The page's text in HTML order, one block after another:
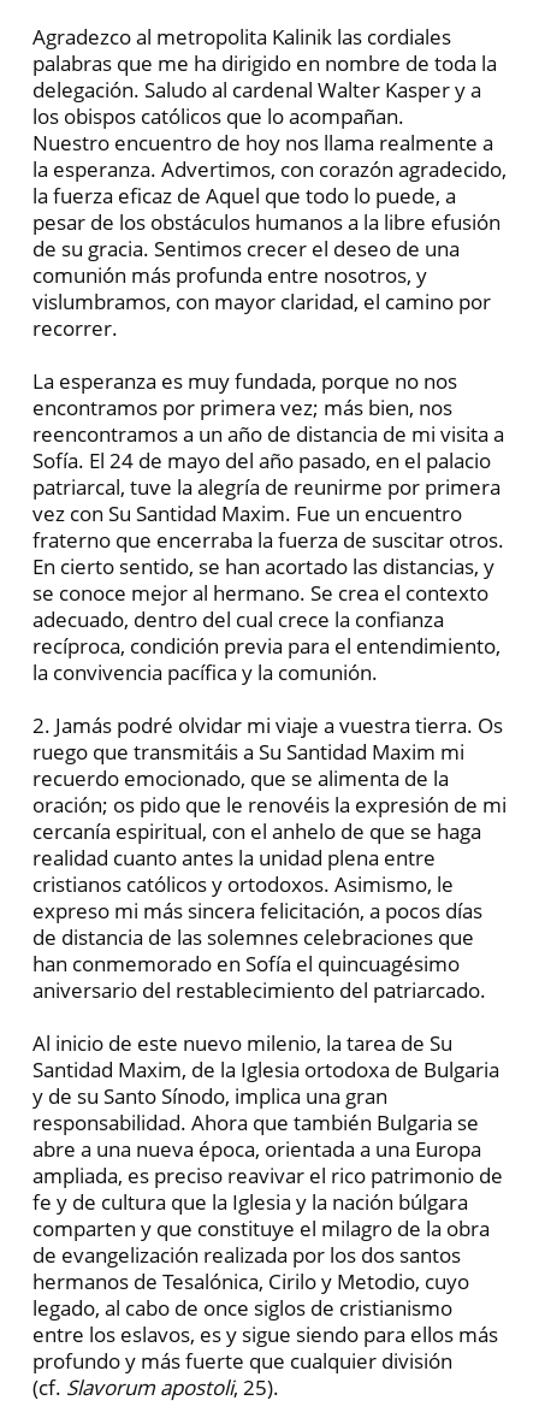
Agradezco al metropolita Kalinik las cordiales
palabras que me ha dirigido en nombre de toda la
delegación. Saludo al cardenal Walter Kasper y a
los obispos católicos que lo acompañan.
Nuestro encuentro de hoy nos llama realmente a
la esperanza. Advertimos, con corazón agradecido,
la fuerza eficaz de Aquel que todo lo puede, a
pesar de los obstáculos humanos a la libre efusión
de su gracia. Sentimos crecer el deseo de una
comunión más profunda entre nosotros, y
vislumbramos, con mayor claridad, el camino por
recorrer.
La esperanza es muy fundada, porque no nos
encontramos por primera vez; más bien, nos
reencontramos a un año de distancia de mi visita a
Sofía. El 24 de mayo del año pasado, en el palacio
patriarcal, tuve la alegría de reunirme por primera
vez con Su Santidad Maxim. Fue un encuentro
fraterno que encerraba la fuerza de suscitar otros.
En cierto sentido, se han acortado las distancias, y
se conoce mejor al hermano. Se crea el contexto
adecuado, dentro del cual crece la confianza
recíproca, condición previa para el entendimiento,
la convivencia pacífica y la comunión.
2. Jamás podré olvidar mi viaje a vuestra tierra. Os
ruego que transmitáis a Su Santidad Maxim mi
recuerdo emocionado, que se alimenta de la
oración; os pido que le renovéis la expresión de mi
cercanía espiritual, con el anhelo de que se haga
realidad cuanto antes la unidad plena entre
cristianos católicos y ortodoxos. Asimismo, le
expreso mi más sincera felicitación, a pocos días
de distancia de las solemnes celebraciones que
han conmemorado en Sofía el quincuagésimo
aniversario del restablecimiento del patriarcado.
Al inicio de este nuevo milenio, la tarea de Su
Santidad Maxim, de la Iglesia ortodoxa de Bulgaria
y de su Santo Sínodo, implica una gran
responsabilidad. Ahora que también Bulgaria se
abre a una nueva época, orientada a una Europa
ampliada, es preciso reavivar el rico patrimonio de
fe y de cultura que la Iglesia y la nación búlgara
comparten y que constituye el milagro de la obra
de evangelización realizada por los dos santos
hermanos de Tesalónica, Cirilo y Metodio, cuyo
legado, al cabo de once siglos de cristianismo
entre los eslavos, es y sigue siendo para ellos más
profundo y más fuerte que cualquier división
(cf. Slavorum apostoli, 25).